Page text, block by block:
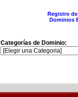
Registro
Dominios
Categorías de Dominio: